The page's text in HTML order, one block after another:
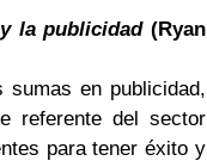
la publicidad(Ryan
sumas en publicidad,
referente del sector
para tener éxito y